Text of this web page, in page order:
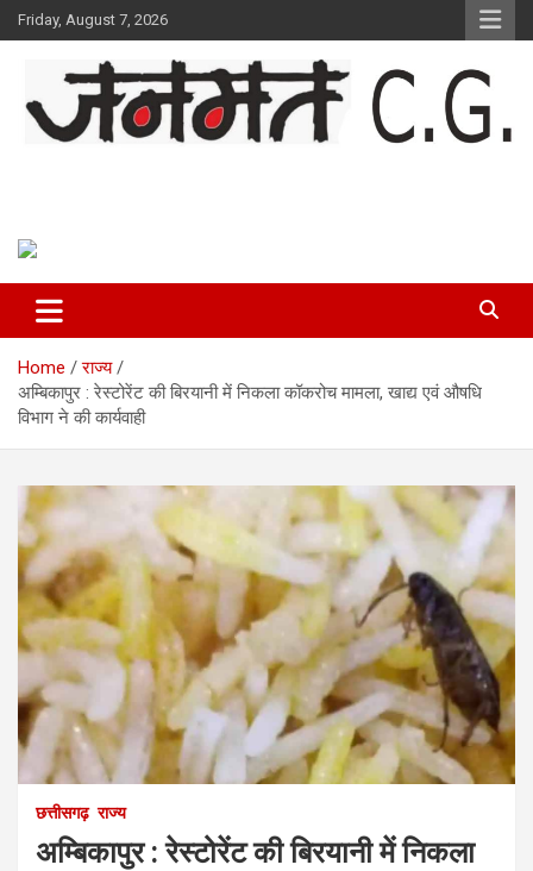
Skip
to
Friday, August 7, 2026
Home
राज्य
अम्बिकापुर : रेस्टोरेंट की बिरयानी में निकला कॉकरोच मामला, खाद्य एवं औषधि
विभाग ने की कार्यवाही
छत्तीसगढ़ राज्य
अम्बिकापुर : रेस्टोरेंट की बिरयानी में निकला